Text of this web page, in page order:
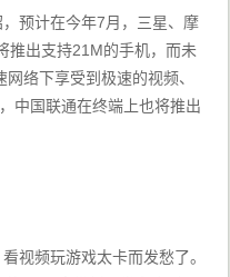
预计在今年7月，三星、摩
推出支持21M的手机，而未
络下享受到极速的视频、
中国联通在终端上也将推出
视频玩游戏太卡而发愁了。